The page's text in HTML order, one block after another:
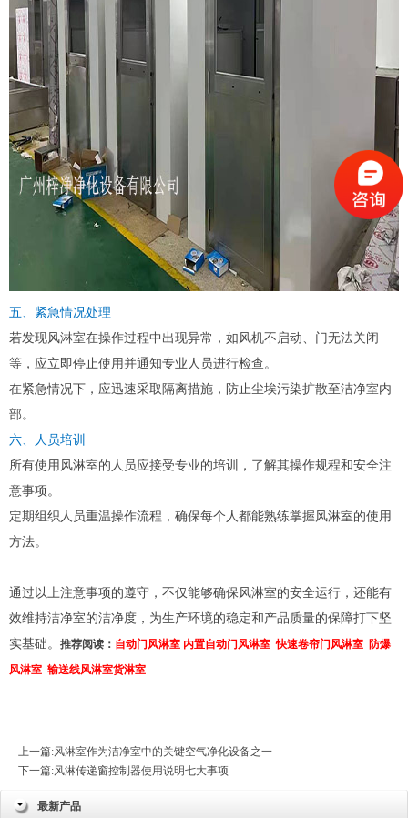
五、紧急情况处理
若发现风淋室在操作过程中出现异常，如风机不启动、门无法关闭
等，应立即停止使用并通知专业人员进行检查。
在紧急情况下，应迅速采取隔离措施，防止尘埃污染扩散至洁净室内
部。
六、人员培训
所有使用风淋室的人员应接受专业的培训，了解其操作规程和安全注
意事项。
定期组织人员重温操作流程，确保每个人都能熟练掌握风淋室的使用
方法。
通过以上注意事项的遵守，不仅能够确保风淋室的安全运行，还能有
效维持洁净室的洁净度，为生产环境的稳定和产品质量的保障打下坚
实基础。 推荐阅读： 自动门风淋室 内置自动门风淋室 快速卷帘门风淋室 防爆
风淋室 输送线风淋室货淋室
上一篇:风淋室作为洁净室中的关键空气净化设备之一
下一篇:风淋传递窗控制器使用说明七大事项
最新产品